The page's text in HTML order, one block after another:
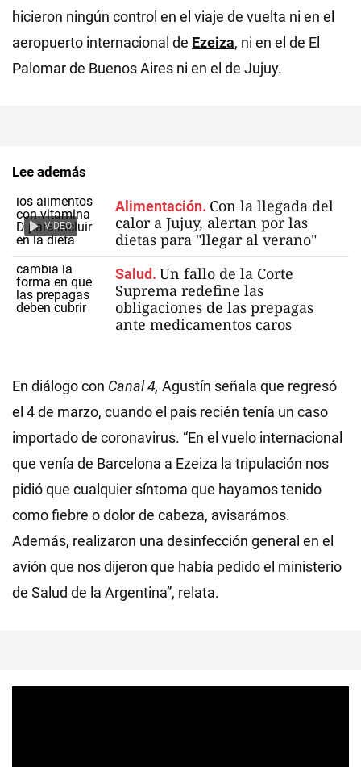
hicieron ningún control en el viaje de vuelta ni en el
aeropuerto internacional de Ezeiza, ni en el de El
Palomar de Buenos Aires ni en el de Jujuy.
Lee además
VIDEO
Alimentación. Con la llegada del
calor a Jujuy, alertan por las
dietas para "llegar al verano"
Salud. Un fallo de la Corte
Suprema redefine las
obligaciones de las prepagas
ante medicamentos caros
En diálogo con Canal 4, Agustín señala que regresó
el 4 de marzo, cuando el país recién tenía un caso
importado de coronavirus. “En el vuelo internacional
que venía de Barcelona a Ezeiza la tripulación nos
pidió que cualquier síntoma que hayamos tenido
como fiebre o dolor de cabeza, avisarámos.
Además, realizaron una desinfección general en el
avión que nos dijeron que había pedido el ministerio
de Salud de la Argentina”, relata.